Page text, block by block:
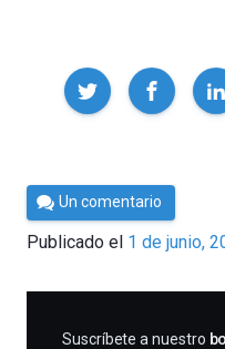
Compartir
Por
César
Tomé
Un comentario
Publicado el 1 de junio,
SUSCRIBIRME
Suscríbete a nuestro